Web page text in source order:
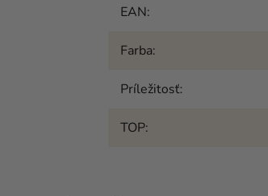
EAN:
Farba:
Príležitosť:
TOP: